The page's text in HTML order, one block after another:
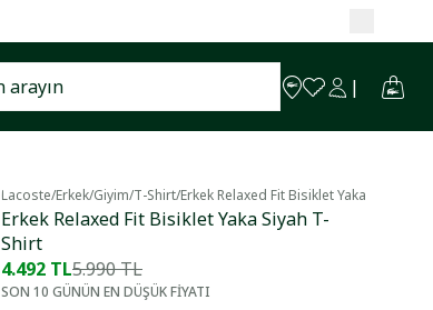
Lacoste/Erkek/Giyim/T-Shirt/Erkek Relaxed Fit Bisiklet Yaka Siyah T-
Erkek Relaxed Fit Bisiklet Yaka Siyah T-
Shirt
4.492 TL5.990 TL
SON 10 GÜNÜN EN DÜŞÜK FİYATI